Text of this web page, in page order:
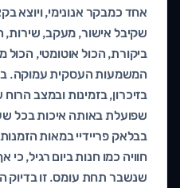
אחד כמבקר אנונימי, ויוצא
שקיבל אישור, מעקב,
ביקורת, הכול אוטומטי, הכול
המשמעות העסקית עמוקה.
בזיכרון, בזמינות ובמצב
שפועלת באותה איכות בכל
בבלאק פריידיי במאות
חוויה כמו חנות ביום רגיל,
שנשבר תחת עומס. זו בדיוק